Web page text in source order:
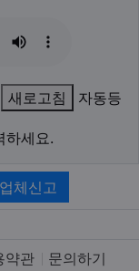
새로고침 자동등
하세요.
체신고
약관 문의하기